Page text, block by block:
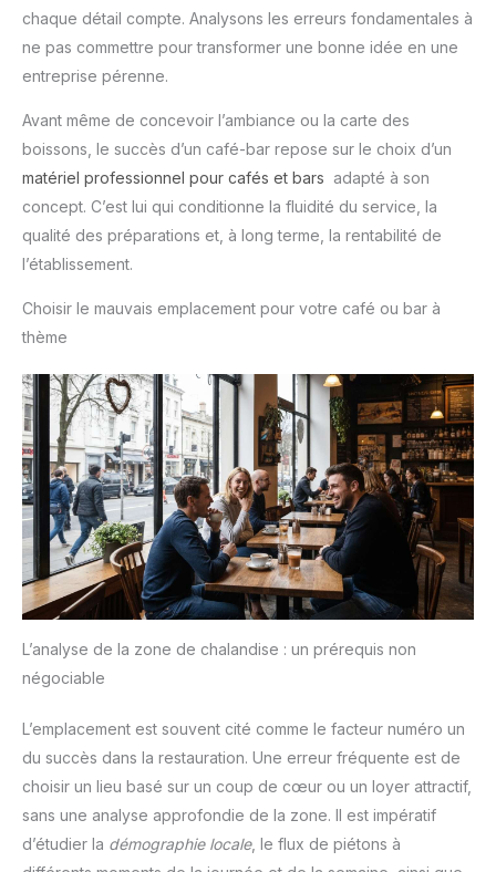
chaque détail compte. Analysons les erreurs fondamentales à
ne pas commettre pour transformer une bonne idée en une
entreprise pérenne.
Avant même de concevoir l’ambiance ou la carte des
boissons, le succès d’un café-bar repose sur le choix d’un
matériel professionnel pour cafés et bars adapté à son
concept. C’est lui qui conditionne la fluidité du service, la
qualité des préparations et, à long terme, la rentabilité de
l’établissement.
Choisir le mauvais emplacement pour votre café ou bar à
thème
L’analyse de la zone de chalandise : un prérequis non
négociable
L’emplacement est souvent cité comme le facteur numéro un
du succès dans la restauration. Une erreur fréquente est de
choisir un lieu basé sur un coup de cœur ou un loyer attractif,
sans une analyse approfondie de la zone. Il est impératif
d’étudier la démographie locale, le flux de piétons à